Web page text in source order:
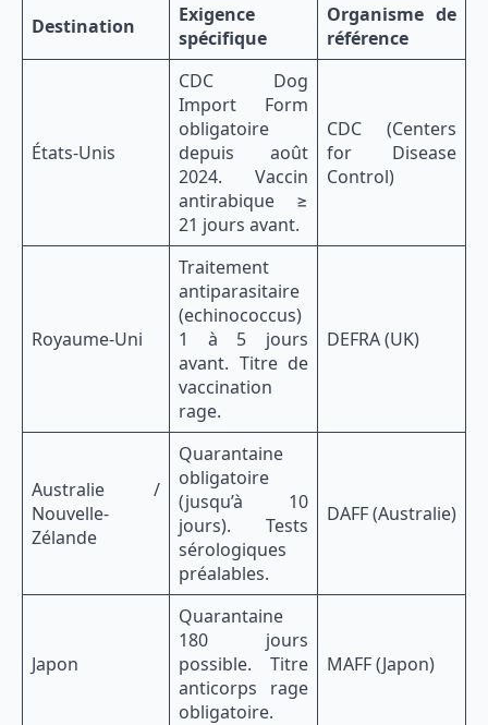
Destination
Exigence
spécifique
Organisme de
référence
États-Unis
CDC Dog
Import Form
obligatoire
depuis août
2024. Vaccin
antirabique ≥
21 jours avant.
CDC (Centers
for Disease
Control)
Royaume-Uni
Traitement
antiparasitaire
(echinococcus)
1 à 5 jours
avant. Titre de
vaccination
rage.
DEFRA (UK)
Australie /
Nouvelle-
Zélande
Quarantaine
obligatoire
(jusqu’à 10
jours). Tests
sérologiques
préalables.
DAFF (Australie)
Japon
Quarantaine
180 jours
possible. Titre
anticorps rage
obligatoire.
MAFF (Japon)